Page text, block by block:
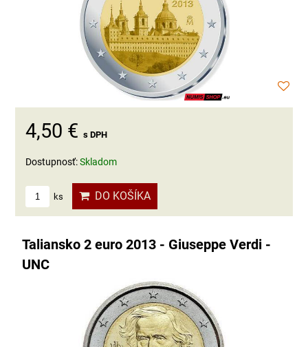
4,50 € s DPH
Dostupnosť:Skladom
ks DO KOŠÍKA
Taliansko 2 euro 2013 - Giuseppe Verdi -
UNC